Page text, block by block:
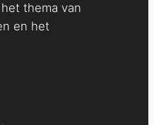
thema van
en het